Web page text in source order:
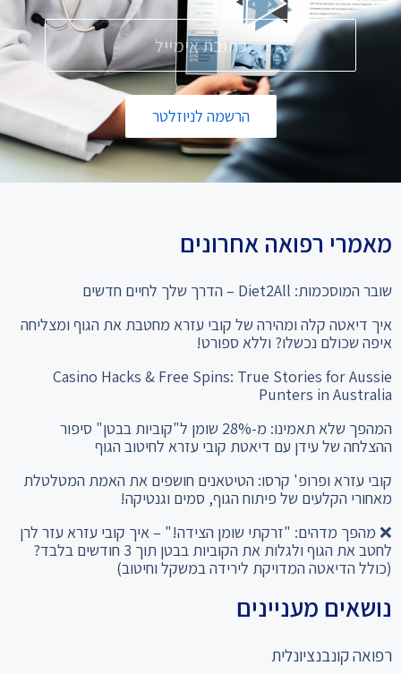
הרשמה לניוזלטר
מאמרי רפואה אחרונים
שובר המוסכמות: Diet2All – הדרך שלך לחיים חדשים
איך דיאטה קלה ומהירה של קובי עזרא מחטבת את הגוף ומצליחה
איפה שכולם נכשלו? וללא ספורט!
Casino Hacks & Free Spins: True Stories for Aussie
Punters in Australia
המהפך שלא תאמינו: מ-28% שומן ל"קוביות בבטן" סיפור
ההצלחה של עידן עם דיאטת קובי עזרא לחיטוב הגוף
קובי עזרא ופרופ' קרסו: הטיטאנים חושפים את האמת המטלטלת
מאחורי הקלעים של פיתוח הגוף, סמים וגנטיקה!
❌ מהפך מדהים: "זרקתי שומן הצידה!" – איך קובי עזרא עזר לרן
לחטב את הגוף ולגלות את הקוביות בבטן תוך 3 חודשים בלבד?
(כולל הדיאטה המדויקת לירידה במשקל וחיטוב)
נושאים מעניינים
רפואה קונבנציונלית